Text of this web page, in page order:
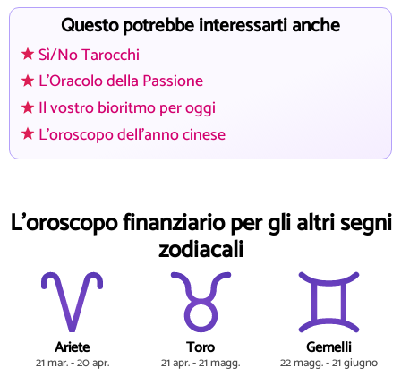
Questo potrebbe interessarti anche
Sì/No Tarocchi
L'Oracolo della Passione
Il vostro bioritmo per oggi
L'oroscopo dell'anno cinese
L'oroscopo finanziario per gli altri segni
zodiacali
Ariete
21 mar. - 20 apr.
Toro
21 apr. - 21 magg.
Gemelli
22 magg. - 21 giugno